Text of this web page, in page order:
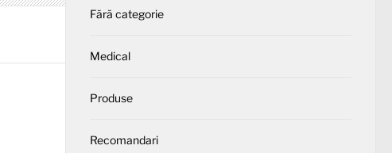
Fără categorie
Medical
Produse
Recomandari